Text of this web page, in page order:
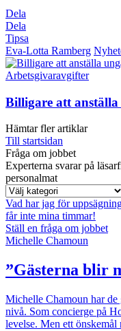
Dela
Dela
Tipsa
Eva-Lotta Ramberg
Arbetsgivaravgifter
Billigare att anställa
Hämtar fler artiklar
Till startsidan
Fråga om jobbet
Experterna svarar på
personalmat
Vad har jag för
får inte mina timmar!
Ställ en fråga om jobbet
Michelle Chamoun
”Gästerna blir
Michelle Chamoun har
nivå. Som concierge på
levelse. Men ett önskemål